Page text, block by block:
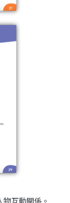
互動關係。